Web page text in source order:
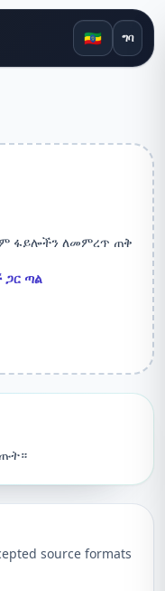
🇪🇹 ግባ
ፋይሎችን ለመምረጥ ጠቅ
ጣል
source formats